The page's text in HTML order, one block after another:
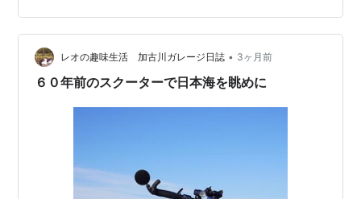
びり散歩し、北条鉄道駅巡りをした。 ここは長駅。 一つ
手前の播磨下里駅にも立ち寄った。 駅舎は綺麗に改修さ
れており、かつてのうらぶれた雰囲気はない。 駅舎内に
はICカードのタッチ端…
レオの趣味生活 加古川ガレージ日誌 • 3ヶ月前
６０年前のスクーターで日本海を眺めに